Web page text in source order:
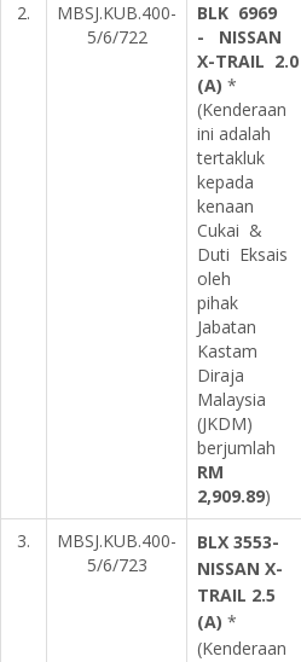
2.
MBSJ.KUB.400-
5/6/722
BLK 6969
- NISSAN
X-TRAIL 2.0
(A) *
(Kenderaan
ini adalah
tertakluk
kepada
kenaan
Cukai &
Duti Eksais
oleh
pihak
Jabatan
Kastam
Diraja
Malaysia
(JKDM)
berjumlah
RM
2,909.89)
3.
MBSJ.KUB.400-
5/6/723
BLX 3553-
NISSAN X-
TRAIL 2.5
(A) *
(Kenderaan